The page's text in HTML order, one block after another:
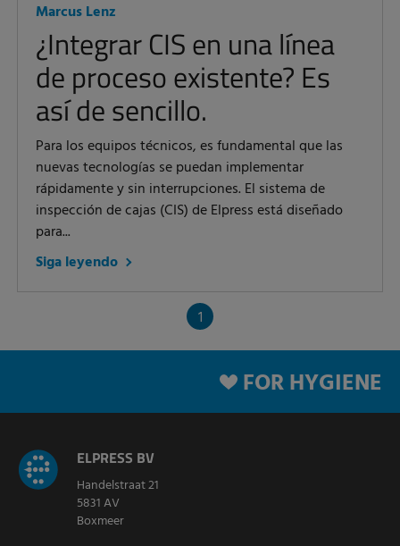
Marcus Lenz
¿Integrar CIS en una línea
de proceso existente? Es
así de sencillo.
Para los equipos técnicos, es fundamental que las
nuevas tecnologías se puedan implementar
rápidamente y sin interrupciones. El sistema de
inspección de cajas (CIS) de Elpress está diseñado
para...
Siga leyendo
1
FOR HYGIENE
ELPRESS BV
Handelstraat 21
5831 AV
Boxmeer